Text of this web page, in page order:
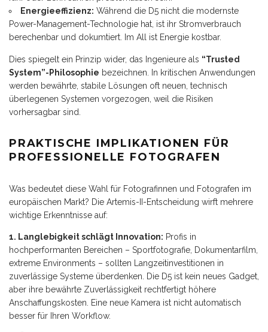
Energieeffizienz: Während die D5 nicht die modernste
Power-Management-Technologie hat, ist ihr Stromverbrauch
berechenbar und dokumtiert. Im All ist Energie kostbar.
Dies spiegelt ein Prinzip wider, das Ingenieure als “Trusted
System”-Philosophie bezeichnen. In kritischen Anwendungen
werden bewährte, stabile Lösungen oft neuen, technisch
überlegenen Systemen vorgezogen, weil die Risiken
vorhersagbar sind.
PRAKTISCHE IMPLIKATIONEN FÜR
PROFESSIONELLE FOTOGRAFEN
Was bedeutet diese Wahl für Fotografinnen und Fotografen im
europäischen Markt? Die Artemis-II-Entscheidung wirft mehrere
wichtige Erkenntnisse auf:
1. Langlebigkeit schlägt Innovation: Profis in
hochperformanten Bereichen – Sportfotografie, Dokumentarfilm,
extreme Environments – sollten Langzeitinvestitionen in
zuverlässige Systeme überdenken. Die D5 ist kein neues Gadget,
aber ihre bewährte Zuverlässigkeit rechtfertigt höhere
Anschaffungskosten. Eine neue Kamera ist nicht automatisch
besser für Ihren Workflow.